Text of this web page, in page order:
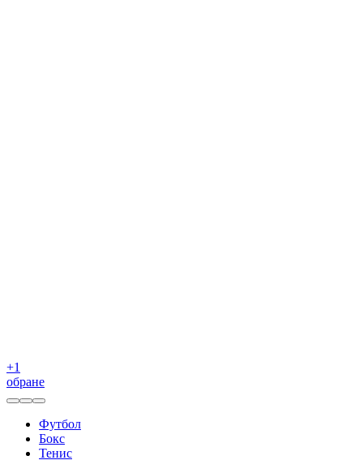
+1
обране
Футбол
Бокс
Тенис